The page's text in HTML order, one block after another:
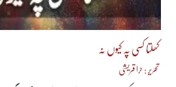
کھلتا کسی پہ کیوں نہ
تحریر : حرا قریشی